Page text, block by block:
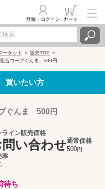
登録・ログイン カート
ーケット
販売TOP
合コープぐんま 500円
買いたい方
ぐんま 500円
ライン販売価格
問い合わせ通常価格
500円
率
待ち